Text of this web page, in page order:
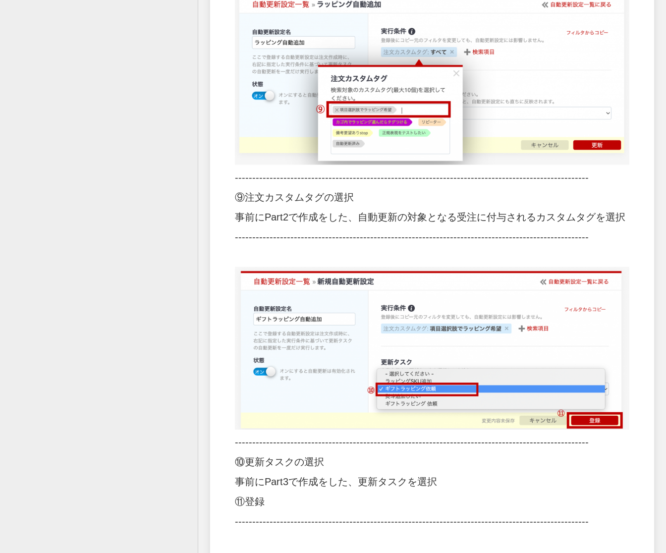
------------------------------------------------------------------------------------------------------
⑨注文カスタムタグの選択
事前にPart2で作成をした、自動更新の対象となる受注に付与されるカスタムタグを選択
------------------------------------------------------------------------------------------------------
------------------------------------------------------------------------------------------------------
⑩更新タスクの選択
事前にPart3で作成をした、更新タスクを選択
⑪登録
------------------------------------------------------------------------------------------------------